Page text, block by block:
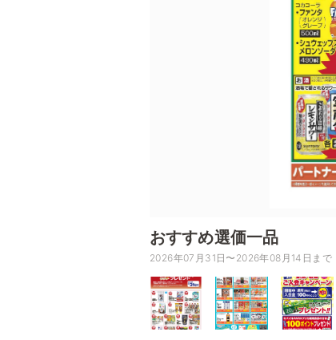
おすすめ選価一品
2026年07月31日〜2026年08月14日まで